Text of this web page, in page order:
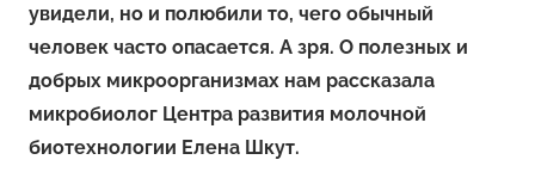
увидели, но и полюбили то, чего обычный
человек часто опасается. А зря. О полезных и
добрых микроорганизмах нам рассказала
микробиолог Центра развития молочной
биотехнологии Елена Шкут.